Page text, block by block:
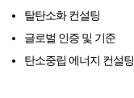
탈탄소화 컨설팅
글로벌 인증 및 기준
탄소중립 에너지 컨설팅